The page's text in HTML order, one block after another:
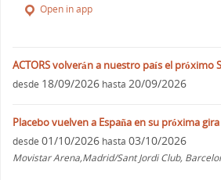
Open in app
ACTORS volverán a nuestro país el próximo
desde 18/09/2026 hasta 20/09/2026
Placebo vuelven a España en su próxima
desde 01/10/2026 hasta 03/10/2026
Movistar Arena,Madrid/Sant Jordi Club,